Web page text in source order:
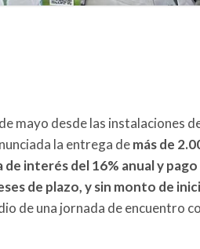
mayo desde las instalaciones
la entrega demás de
interés del 16% anual y
de plazo, y sin monto de
de una jornada de encuentro